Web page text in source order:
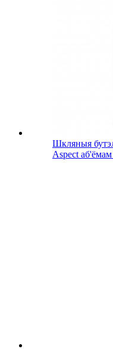
Шкляныя
Aspect